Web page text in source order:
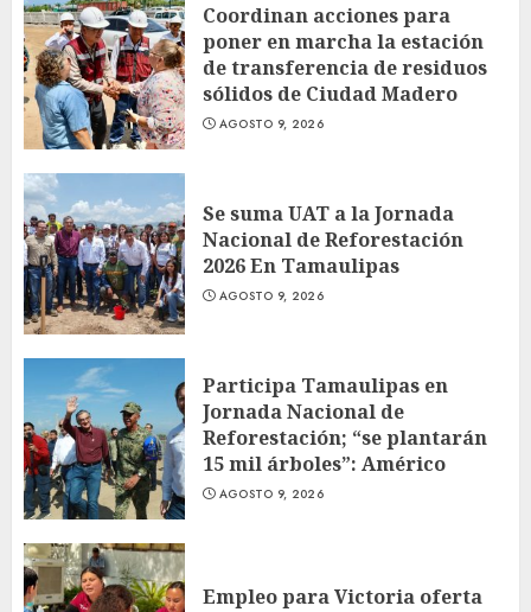
Coordinan acciones para
poner en marcha la estación
de transferencia de residuos
sólidos de Ciudad Madero
AGOSTO 9, 2026
Se suma UAT a la Jornada
Nacional de Reforestación
2026 En Tamaulipas
AGOSTO 9, 2026
Participa Tamaulipas en
Jornada Nacional de
Reforestación; “se plantarán
15 mil árboles”: Américo
AGOSTO 9, 2026
Empleo para Victoria oferta